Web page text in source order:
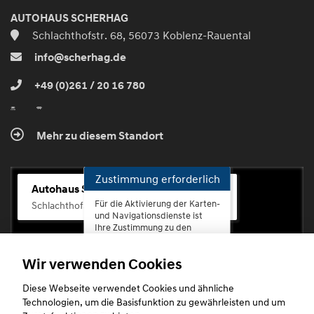
AUTOHAUS SCHERHAG
Schlachthofstr. 68, 56073 Koblenz-Rauental
info@scherhag.de
+49 (0)261 / 20 16 780
Mehr zu diesem Standort
Autohaus Scherhag
Schlachthofstr. 68, 56073 Koblenz-Rauental
Zustimmung erforderlich
Für die Aktivierung der Karten-
und Navigationsdienste ist
Ihre Zustimmung zu den
erforderlich.
Zustimmen
Wir verwenden Cookies
Diese Webseite verwendet Cookies und ähnliche
Technologien, um die Basisfunktion zu gewährleisten und um